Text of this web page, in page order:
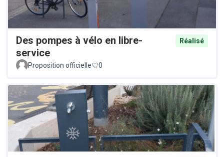
Des pompes à vélo en libre-
service
Réalisé
Proposition officielle 0